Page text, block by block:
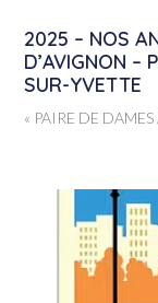
2025 – NOS
D’AVIGNON –
SUR-YVETTE
« PAIRE DE